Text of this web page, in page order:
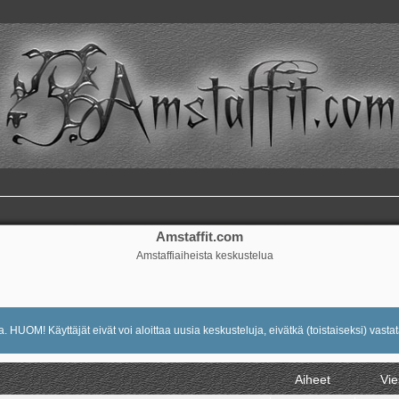
Amstaffit.com
Amstaffiaiheista keskustelua
HUOM! Käyttäjät eivät voi aloittaa uusia keskusteluja, eivätkä (toistaiseksi)
Aiheet